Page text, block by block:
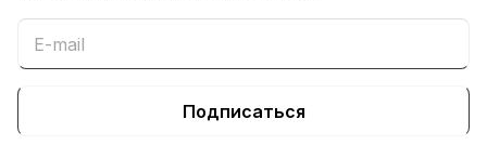
Подписаться